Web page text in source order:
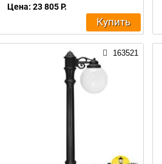
Цена: 23 805 Р.
Купить
163521